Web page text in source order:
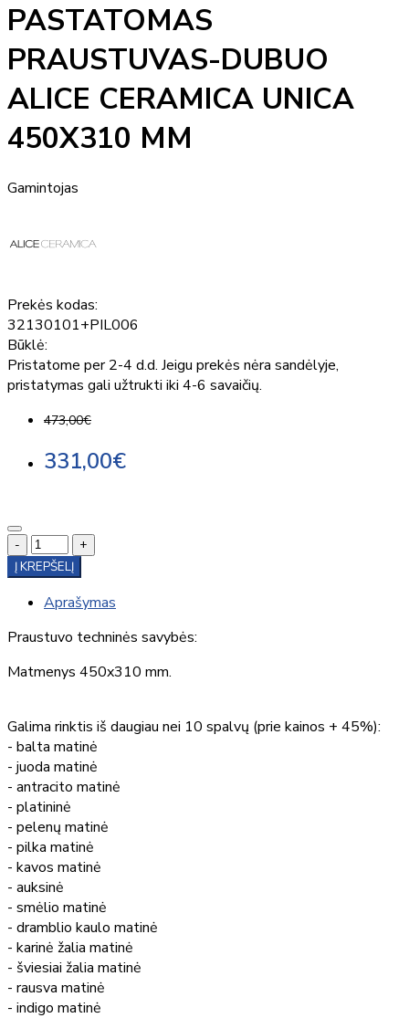
PASTATOMAS
PRAUSTUVAS-DUBUO
ALICE CERAMICA UNICA
450X310 MM
Gamintojas
Prekės kodas:
32130101+PIL006
Būklė:
Pristatome per 2-4 d.d. Jeigu prekės nėra sandėlyje,
pristatymas gali užtrukti iki 4-6 savaičių.
473,00€
331,00€
-
+
Į KREPŠELĮ
Aprašymas
Praustuvo techninės savybės:
Matmenys 450x310 mm.
Galima rinktis iš daugiau nei 10 spalvų (prie kainos + 45%):
- balta matinė
- juoda matinė
- antracito matinė
- platininė
- pelenų matinė
- pilka matinė
- kavos matinė
- auksinė
- smėlio matinė
- dramblio kaulo matinė
- karinė žalia matinė
- šviesiai žalia matinė
- rausva matinė
- indigo matinė